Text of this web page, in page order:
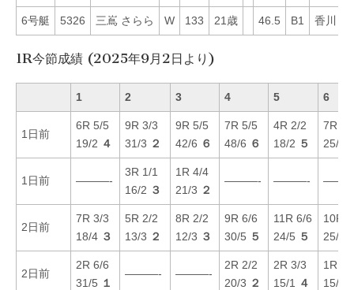
6号艇 5326 三嶌 さらら W 133 21歳 46.5 B1 香川
1R今節成績 (2025年9月2日より)
1 2 3 4 5 6
1日前
6R 5/5
19/2 ４
9R 3/3
31/3 ２
9R 5/5
42/6 ６
7R 5/5
48/6 ６
4R 2/2
18/2 ５
7R 6/
25/3
1日前 ———-
3R 1/1
16/2 ３
1R 4/4
21/3 ２
———- ———-
2日前
7R 3/3
18/4 ３
5R 2/2
13/3 ２
8R 2/2
12/3 ３
9R 6/6
30/5 ５
11R 6/6
24/5 ５
10R
25/4
2日前
2R 6/6
31/5 １
———- ———-
2R 2/2
20/3 ２
2R 3/3
15/1
４
1R 5/
15/2